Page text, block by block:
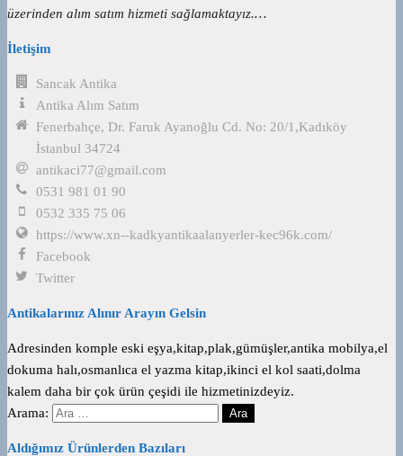
üzerinden alım satım hizmeti sağlamaktayız.…
İletişim
Sancak Antika
Antika Alım Satım
Fenerbahçe, Dr. Faruk Ayanoğlu Cd. No: 20/1,Kadıköy
İstanbul 34724
antikaci77@gmail.com
0531 981 01 90
0532 335 75 06
https://www.xn--kadkyantikaalanyerler-kec96k.com/
Facebook
Twitter
Antikalarınız Alınır Arayın Gelsin
Adresinden komple eski eşya,kitap,plak,gümüşler,antika mobilya,el
dokuma halı,osmanlıca el yazma kitap,ikinci el kol saati,dolma
kalem daha bir çok ürün çeşidi ile hizmetinizdeyiz.
Arama:
Aldığımız Ürünlerden Bazıları